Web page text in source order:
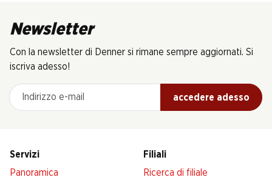
Newsletter
Con la newsletter di Denner si rimane sempre aggiornati. Si
iscriva adesso!
Indirizzo e-mail
accedere adesso
Servizi
Panoramica
Filiali
Ricerca di filiale